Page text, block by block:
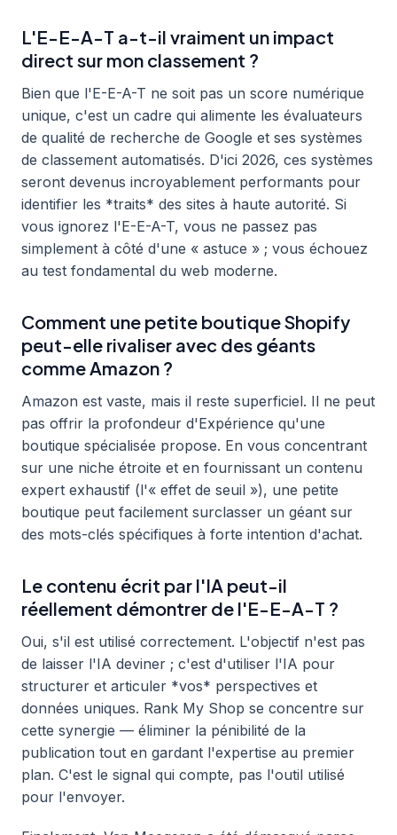
L'E-E-A-T a-t-il vraiment un impact
direct sur mon classement ?
Bien que l'E-E-A-T ne soit pas un score numérique
unique, c'est un cadre qui alimente les évaluateurs
de qualité de recherche de Google et ses systèmes
de classement automatisés. D'ici 2026, ces systèmes
seront devenus incroyablement performants pour
identifier les *traits* des sites à haute autorité. Si
vous ignorez l'E-E-A-T, vous ne passez pas
simplement à côté d'une « astuce » ; vous échouez
au test fondamental du web moderne.
Comment une petite boutique Shopify
peut-elle rivaliser avec des géants
comme Amazon ?
Amazon est vaste, mais il reste superficiel. Il ne peut
pas offrir la profondeur d'Expérience qu'une
boutique spécialisée propose. En vous concentrant
sur une niche étroite et en fournissant un contenu
expert exhaustif (l'« effet de seuil »), une petite
boutique peut facilement surclasser un géant sur
des mots-clés spécifiques à forte intention d'achat.
Le contenu écrit par l'IA peut-il
réellement démontrer de l'E-E-A-T ?
Oui, s'il est utilisé correctement. L'objectif n'est pas
de laisser l'IA deviner ; c'est d'utiliser l'IA pour
structurer et articuler *vos* perspectives et
données uniques. Rank My Shop se concentre sur
cette synergie — éliminer la pénibilité de la
publication tout en gardant l'expertise au premier
plan. C'est le signal qui compte, pas l'outil utilisé
pour l'envoyer.